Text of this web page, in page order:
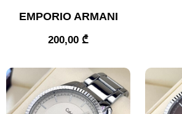
EMPORIO ARMANI
200,00 ₾